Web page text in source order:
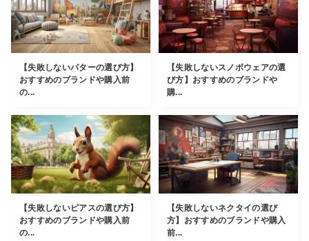
【失敗しないパターの選び方】
おすすめのブランドや購入前
の...
【失敗しないスノボウェアの選
び方】おすすめのブランドや
購...
【失敗しないピアスの選び方】
おすすめのブランドや購入前
の...
【失敗しないネクタイの選び
方】おすすめのブランドや購入
前...